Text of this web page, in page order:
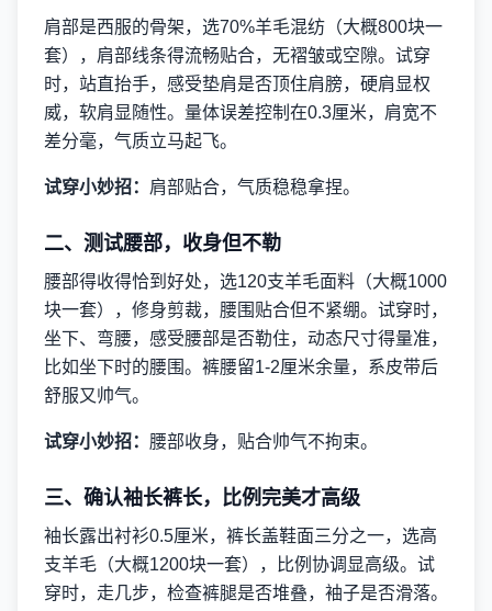
肩部是西服的骨架，选70%羊毛混纺（大概800块一
套），肩部线条得流畅贴合，无褶皱或空隙。试穿
时，站直抬手，感受垫肩是否顶住肩膀，硬肩显权
威，软肩显随性。量体误差控制在0.3厘米，肩宽不
差分毫，气质立马起飞。
试穿小妙招： 肩部贴合，气质稳稳拿捏。
二、测试腰部，收身但不勒
腰部得收得恰到好处，选120支羊毛面料（大概1000
块一套），修身剪裁，腰围贴合但不紧绷。试穿时，
坐下、弯腰，感受腰部是否勒住，动态尺寸得量准，
比如坐下时的腰围。裤腰留1-2厘米余量，系皮带后
舒服又帅气。
试穿小妙招： 腰部收身，贴合帅气不拘束。
三、确认袖长裤长，比例完美才高级
袖长露出衬衫0.5厘米，裤长盖鞋面三分之一，选高
支羊毛（大概1200块一套），比例协调显高级。试
穿时，走几步，检查裤腿是否堆叠，袖子是否滑落。